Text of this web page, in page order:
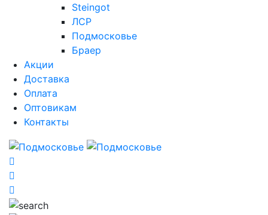
Steingot
ЛСР
Подмосковье
Браер
Акции
Доставка
Оплата
Оптовикам
Контакты